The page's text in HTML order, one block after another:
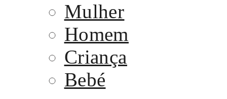
Mulher
Homem
Criança
Bebé